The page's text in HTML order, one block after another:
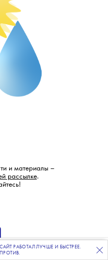
ВЕЧЕРНЮЮ РАССЫЛКУ
и материалы –
рассылке.
РАБОТАЛ ЛУЧШЕ И БЫСТРЕЕ.